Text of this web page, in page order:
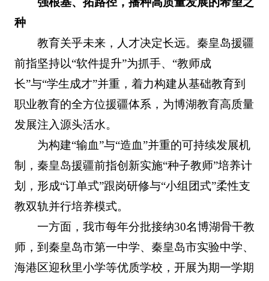
种
教育关乎未来，人才决定长远。秦皇岛援疆
前指坚持以“软件提升”为抓手、“教师成
长”与“学生成才”并重，着力构建从基础教育到
职业教育的全方位援疆体系，为博湖教育高质量
发展注入源头活水。
为构建“输血”与“造血”并重的可持续发展机
制，秦皇岛援疆前指创新实施“种子教师”培养计
划，形成“订单式”跟岗研修与“小组团式”柔性支
教双轨并行培养模式。
一方面，我市每年分批接纳30名博湖骨干教
师，到秦皇岛市第一中学、秦皇岛市实验中学、
海港区迎秋里小学等优质学校，开展为期一学期